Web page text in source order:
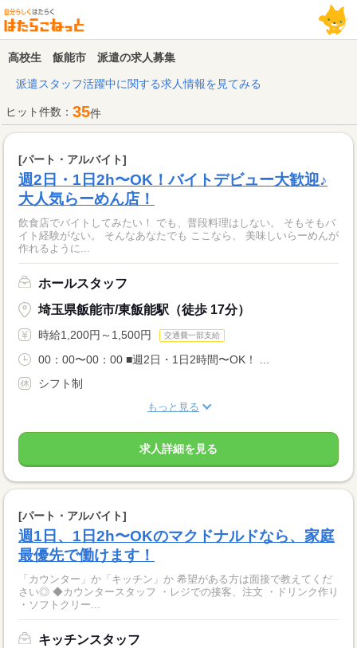
高校生 飯能市 派遣の求人募集
派遣スタッフ活躍中に関する求人情報を見てみる
ヒット件数： 35件
[パート・アルバイト]
週2日・1日2h〜OK！バイトデビュー大歓迎♪
大人気らーめん店！
飲食店でバイトしてみたい！ でも、普段料理はしない。 そもそもバ
イト経験がない。 そんなあなたでも ここなら、 美味しいらーめんが
作れるように...
ホールスタッフ
埼玉県飯能市/東飯能駅（徒歩 17分）
時給1,200円～1,500円 交通費一部支給
00：00〜00：00 ■週2日・1日2時間〜OK！ ...
シフト制
もっと見る
求人詳細を見る
[パート・アルバイト]
週1日、1日2h〜OKのマクドナルドなら、家庭
最優先で働けます！
「カウンター」か「キッチン」か 希望がある方は面接で教えてくだ
さい◎ ◆カウンタースタッフ ・レジでの接客、注文 ・ドリンク作り
・ソフトクリー...
キッチンスタッフ